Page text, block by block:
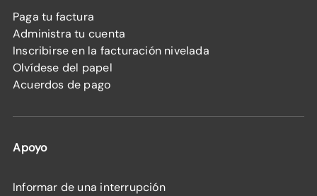
Paga tu factura
Administra tu cuenta
Inscribirse en la facturación nivelada
Olvídese del papel
Acuerdos de pago
Apoyo
Informar de una interrupción